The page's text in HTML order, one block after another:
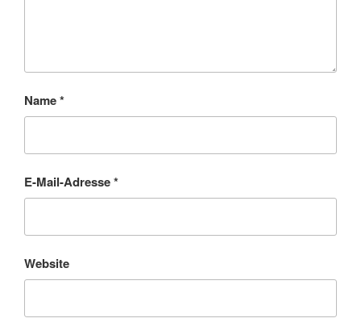
Name*
E-Mail-Adresse*
Website